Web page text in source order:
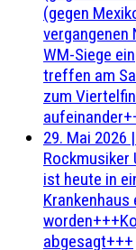
(gegen
WM-Siege
treffen am
zum
29. Mai 2026 |
Rockmusiker
ist heute in
abgesagt+++